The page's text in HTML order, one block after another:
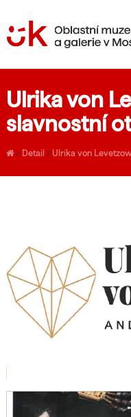
Ulrika von
slavnostní
› Detail › Ulrika von